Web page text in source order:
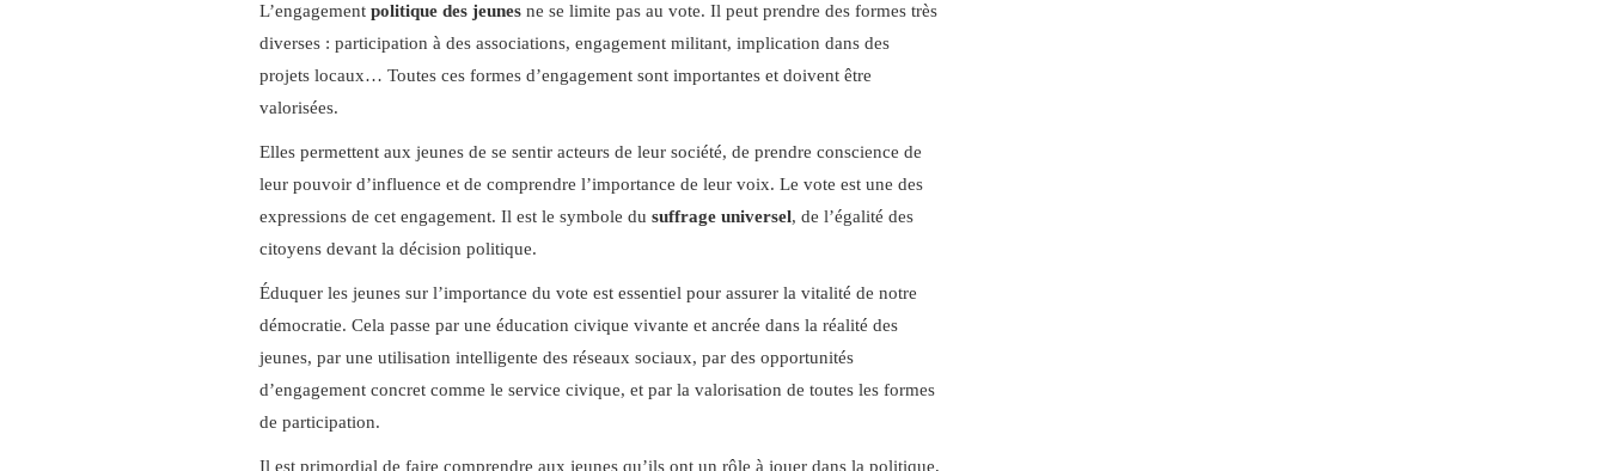
L’engagement politique des jeunes ne se limite pas au vote. Il peut prendre des formes très
diverses : participation à des associations, engagement militant, implication dans des
projets locaux… Toutes ces formes d’engagement sont importantes et doivent être
valorisées.
Elles permettent aux jeunes de se sentir acteurs de leur société, de prendre conscience de
leur pouvoir d’influence et de comprendre l’importance de leur voix. Le vote est une des
expressions de cet engagement. Il est le symbole du suffrage universel, de l’égalité des
citoyens devant la décision politique.
Éduquer les jeunes sur l’importance du vote est essentiel pour assurer la vitalité de notre
démocratie. Cela passe par une éducation civique vivante et ancrée dans la réalité des
jeunes, par une utilisation intelligente des réseaux sociaux, par des opportunités
d’engagement concret comme le service civique, et par la valorisation de toutes les formes
de participation.
Il est primordial de faire comprendre aux jeunes qu’ils ont un rôle à jouer dans la politique,